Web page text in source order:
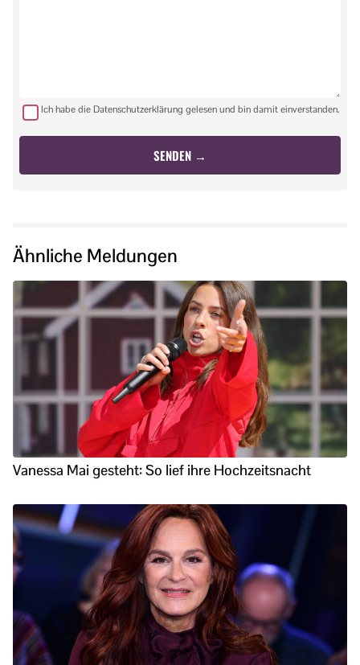
Ich habe die Datenschutzerklärung gelesen und bin damit einverstanden.
Ähnliche Meldungen
Vanessa Mai gesteht: So lief ihre Hochzeitsnacht